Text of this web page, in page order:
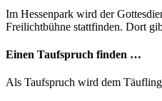
Im Hessenpark wird der
Freilichtbühne stattfinden. Dort
Einen Taufspruch finden …
Als Taufspruch wird dem